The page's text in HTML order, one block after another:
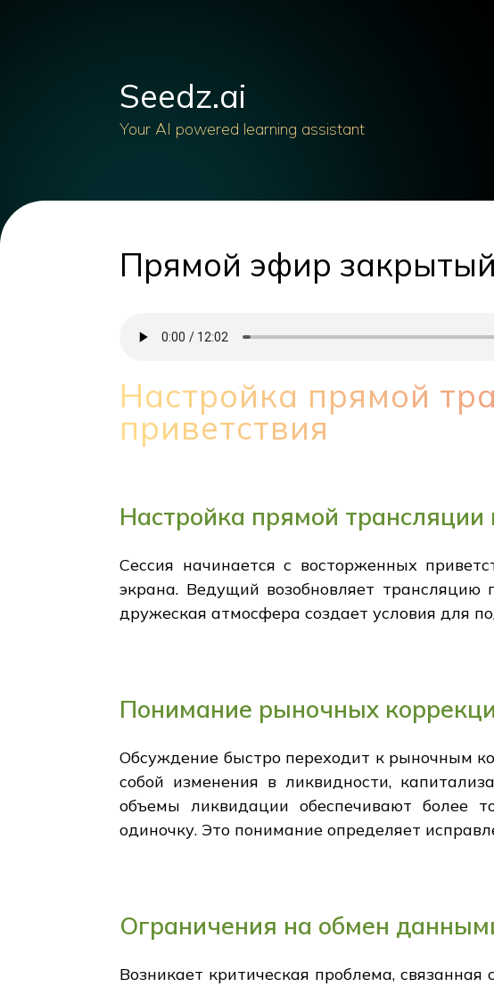
Seedz.ai
Your AI powered learning assistant
Прямой эфир
Настройка прямой
приветствия
Настройка прямой
Сессия начинается с восторженных
экрана. Ведущий возобновляет
дружеская атмосфера создает условия для
Понимание рыночных
Обсуждение быстро переходит к рыночным
собой изменения в ликвидности,
объемы ликвидации обеспечивают более
одиночку. Это понимание определяет
Ограничения на обмен
Возникает критическая проблема,